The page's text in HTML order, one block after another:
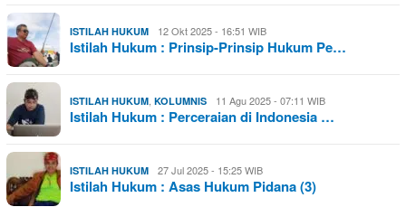
ISTILAH HUKUM 12 Okt 2025 - 16:51 WIB
Istilah Hukum : Prinsip-Prinsip Hukum Pe…
ISTILAH HUKUM KOLUMNIS 11 Agu 2025 - 07:11 WIB
Istilah Hukum : Perceraian di Indonesia …
ISTILAH HUKUM 27 Jul 2025 - 15:25 WIB
Istilah Hukum : Asas Hukum Pidana (3)